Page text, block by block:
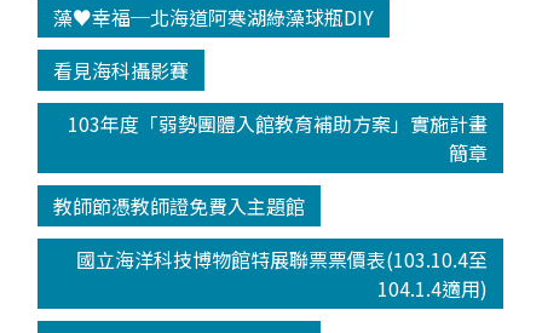
藻♥幸福─北海道阿寒湖綠藻球瓶DIY
看見海科攝影賽
103年度「弱勢團體入館教育補助方案」實施計畫
簡章
教師節憑教師證免費入主題館
國立海洋科技博物館特展聯票票價表(103.10.4至
104.1.4適用)